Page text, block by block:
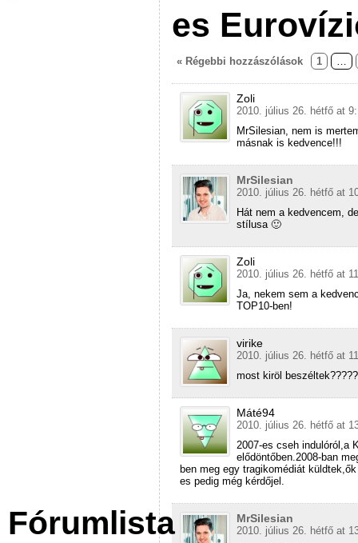
Fórumlista
es
« Régebbi hozzászólások 1
Zoli
2010. július 26. hétfő at
MrSilesian, nem is
másnak is kedvence!!!
MrSilesian
2010. július 26. hétfő at
Hát nem a kedvencem,
stílusa 🙂
Zoli
2010. július 26. hétfő at
Ja, nekem sem a
TOP10-ben!
virike
2010. július 26. hétfő at
most kiröl beszéltek?????
Máté94
2010. július 26. hétfő at
2007-es cseh indulóról,a
elődöntőben.2008-ban
ben meg egy tragikomédiát
es pedig még kérdőjel.
MrSilesian
2010. július 26. hétfő at